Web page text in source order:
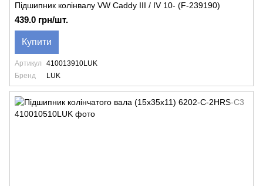
Підшипник колінвалу VW Caddy III / IV 10- (F-239190)
439.0 грн/шт.
Купити
Артикул
410013910LUK
Бренд
LUK